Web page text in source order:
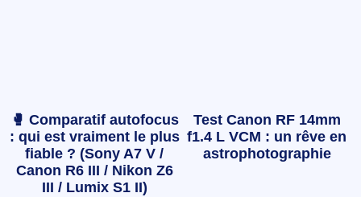
🥊 Comparatif autofocus
: qui est vraiment le plus
fiable ? (Sony A7 V /
Canon R6 III / Nikon Z6
III / Lumix S1 II)
Test Canon RF 14mm
f1.4 L VCM : un rêve en
astrophotographie